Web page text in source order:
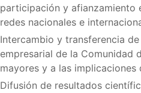
participación y afianzamiento
redes nacionales e
Intercambio y transferencia
empresarial de la Comunidad
mayores y a las
Difusión de resultados